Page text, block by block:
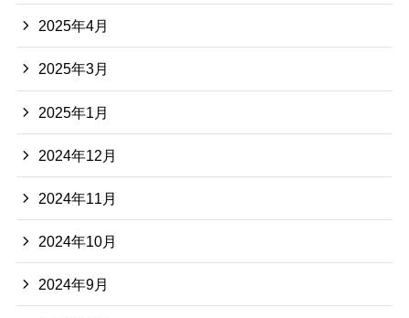
2025年4月
2025年3月
2025年1月
2024年12月
2024年11月
2024年10月
2024年9月